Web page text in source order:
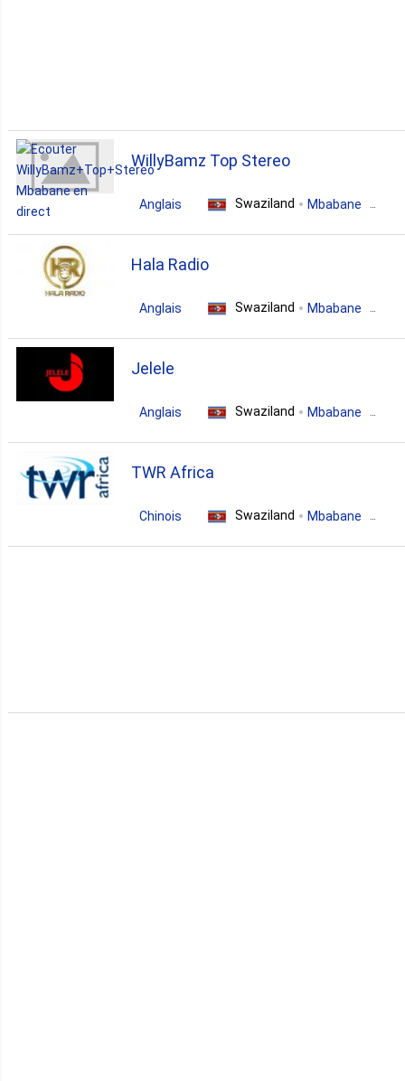
WillyBamz Top Stereo
Anglais Swaziland Mbabane
Hala Radio
Anglais Swaziland Mbabane
Jelele
Anglais Swaziland Mbabane
TWR Africa
Chinois Swaziland Mbabane